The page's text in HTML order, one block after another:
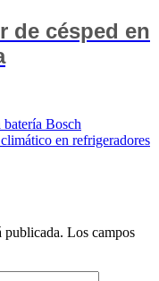
de césped en
Bosch
en refrigeradores
publicada. Los campos